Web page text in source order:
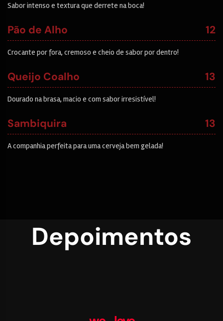
Sabor intenso e textura que derrete na boca!
Pão de Alho 12
Crocante por fora, cremoso e cheio de sabor por dentro!
Queijo Coalho 13
Dourado na brasa, macio e com sabor irresistível!
Sambiquira 13
A companhia perfeita para uma cerveja bem gelada!
Depoimentos